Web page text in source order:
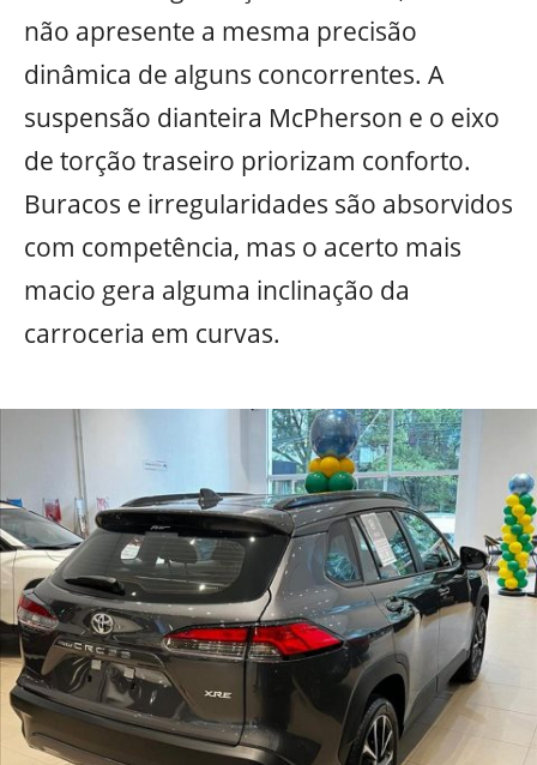
não apresente a mesma precisão
dinâmica de alguns concorrentes. A
suspensão dianteira McPherson e o eixo
de torção traseiro priorizam conforto.
Buracos e irregularidades são absorvidos
com competência, mas o acerto mais
macio gera alguma inclinação da
carroceria em curvas.